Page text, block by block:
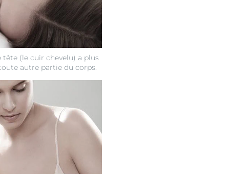
tête (le cuir chevelu) a plus
autre partie du corps.